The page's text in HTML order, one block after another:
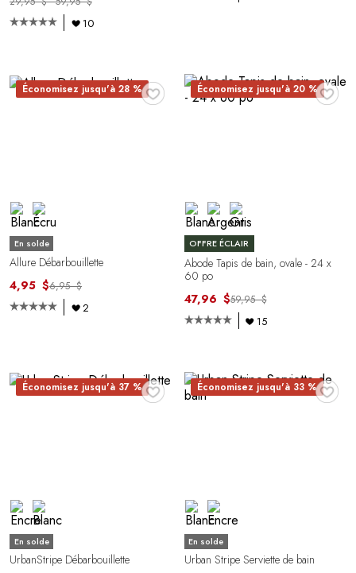
10
♥
Économisez jusqu'à 28 %
En solde
Allure Débarbouillette
4,95 $6,95 $
2
♥
Économisez jusqu'à 20 %
OFFRE ÉCLAIR
Abode Tapis de bain, ovale - 24 x
60 po
47,96 $59,95 $
15
♥
Économisez jusqu'à 37 %
En solde
UrbanStripe Débarbouillette
♥
Économisez jusqu'à 33 %
En solde
Urban Stripe Serviette de bain